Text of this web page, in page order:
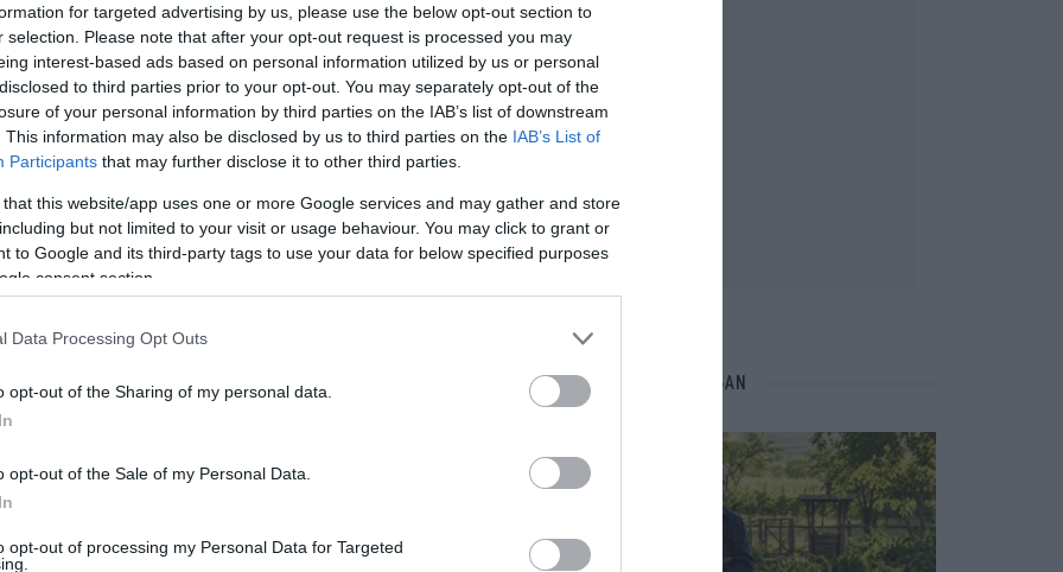
for targeted advertising by us, please use the below opt-out section to
selection. Please note that after your opt-out request is processed you may
interest-based ads based on personal information utilized by us or personal
to third parties prior to your opt-out. You may separately opt-out of the
of your personal information by third parties on the IAB’s list of downstream
This information may also be disclosed by us to third parties on the IAB’s List of
Participants that may further disclose it to other third parties.
that this website/app uses one or more Google services and may gather and store
but not limited to your visit or usage behaviour. You may click to grant or
to Google and its third-party tags to use your data for below specified purposes
consent section.
Data Processing Opt Outs
opt-out of the Sharing of my personal data.
opt-out of the Sale of my Personal Data.
opt-out of processing my Personal Data for Targeted
NÉPI NAPTÁR NYOMÁBAN